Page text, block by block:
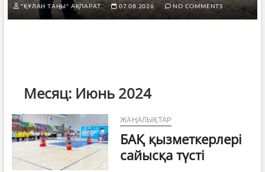
"ҚҰЛАН ТАҢЫ" АҚПАРАТ. 07.08.2026 NO COMMENTS
Месяц: Июнь 2024
ЖАҢАЛЫҚТАР
БАҚ қызметкерлері
сайысқа түсті